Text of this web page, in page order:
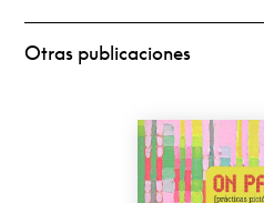
Otras publicaciones